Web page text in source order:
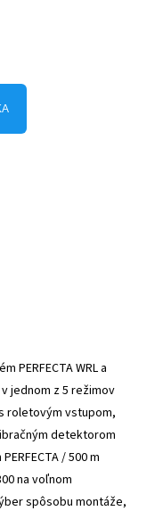
WRL a
jednom z 5 režimov
roletovým vstupom,
detektorom
/ 500 m
na voľnom
spôsobu montáže,